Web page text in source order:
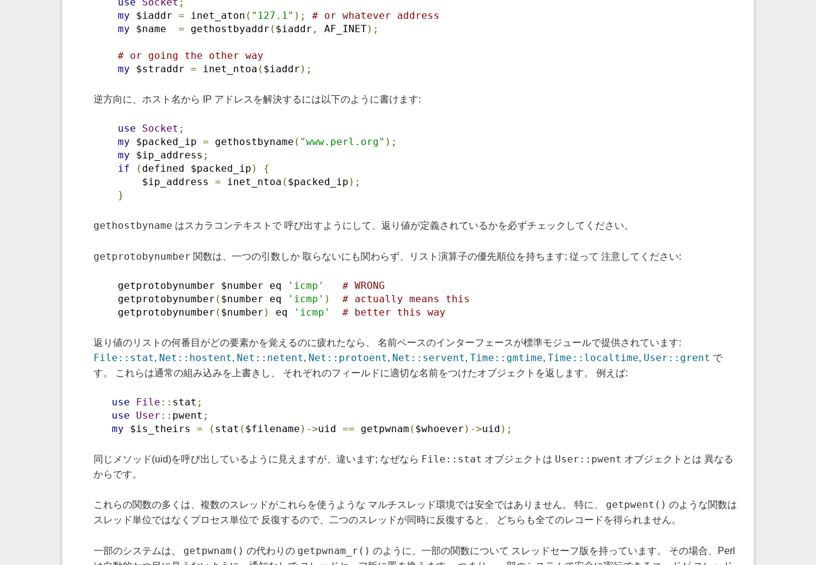
my $iaddr = inet_aton ( "127.1" );
# or whatever address
my $name = gethostbyaddr ( $iaddr , AF_INET);
# or going the other way
my $straddr = inet_ntoa ( $iaddr );
逆方向に、ホスト名から IP アドレスを解決するには以下のように書けます:
use Socket ;
my $packed_ip = gethostbyname ( "www.perl.org" );
my $ip_address ;
if
( defined $packed_ip )
{
$ip_address = inet_ntoa ( $packed_ip );
}
gethostbyname はスカラコンテキストで 呼び出すようにして、返り値が定義されているかを必ずチェックしてください。
getprotobynumber 関数は、一つの引数しか 取らないにも関わらず、リスト演算子の優先順位を持ちます; 従って 注意してください:
getprotobynumber $number eq 'icmp'
# WRONG
getprotobynumber ( $number eq 'icmp' )
# actually means this
getprotobynumber ( $number ) eq 'icmp' # better this way
返り値のリストの何番目がどの要素かを覚えるのに疲れたなら、 名前ベースのインターフェースが標準モジュールで提供されています:
File::stat, Net::hostent, Net::netent, Net::protoent, Net::servent,Time::gmtime,Time::localtime, User::grent で
す。 これらは通常の組み込みを上書きし、 それぞれのフィールドに適切な名前をつけたオブジェクトを返します。 例えば:
use File :: stat ;
use
User :: pwent ;
my $is_theirs = ( stat ( $filename )->uid == getpwnam ( $whoever )->uid );
同じメソッド(uid)を呼び出しているように見えますが、違います; なぜなら File::stat オブジェクトは User::pwent オブジェクトとは 異なる
からです。
これらの関数の多くは、複数のスレッドがこれらを使うような マルチスレッド環境では安全ではありません。 特に、 getpwent() のような関数は
スレッド単位ではなくプロセス単位で 反復するので、二つのスレッドが同時に反復すると、 どちらも全てのレコードを得られません。
一部のシステムは、 getpwnam() の代わりの getpwnam_r() のように、一部の関数について スレッドセーフ版を持っています。 その場合、Perl